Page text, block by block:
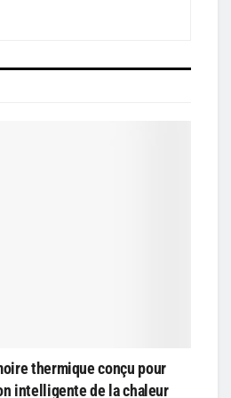
thermique conçu pour
intelligente de la chaleur